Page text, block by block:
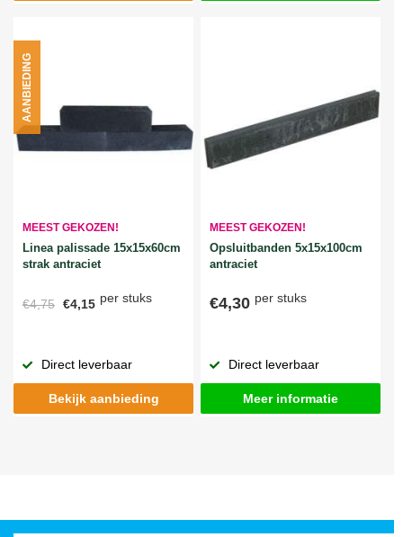
MEEST GEKOZEN!
Linea palissade 15x15x60cm
strak antraciet
€4,75 €4,15 per stuks
AANBIEDING
Direct leverbaar
Bekijk aanbieding
MEEST GEKOZEN!
Opsluitbanden 5x15x100cm
antraciet
€4,30 per stuks
Direct leverbaar
Meer informatie